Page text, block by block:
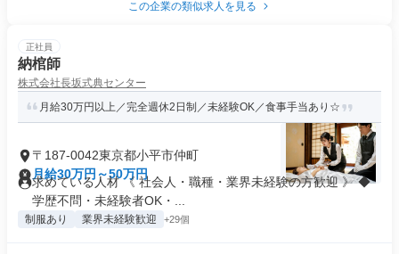
この企業の類似求人を見る
正社員
納棺師
株式会社長坂式典センター
月給30万円以上／完全週休2日制／未経験OK／食事手当あり☆
〒187-0042東京都小平市仲町
月給30万円～50万円
求めている人材 《 社会人・職種・業界未経験の方歓迎 》 ◆
学歴不問・未経験者OK・...
制服あり 業界未経験歓迎 +29個